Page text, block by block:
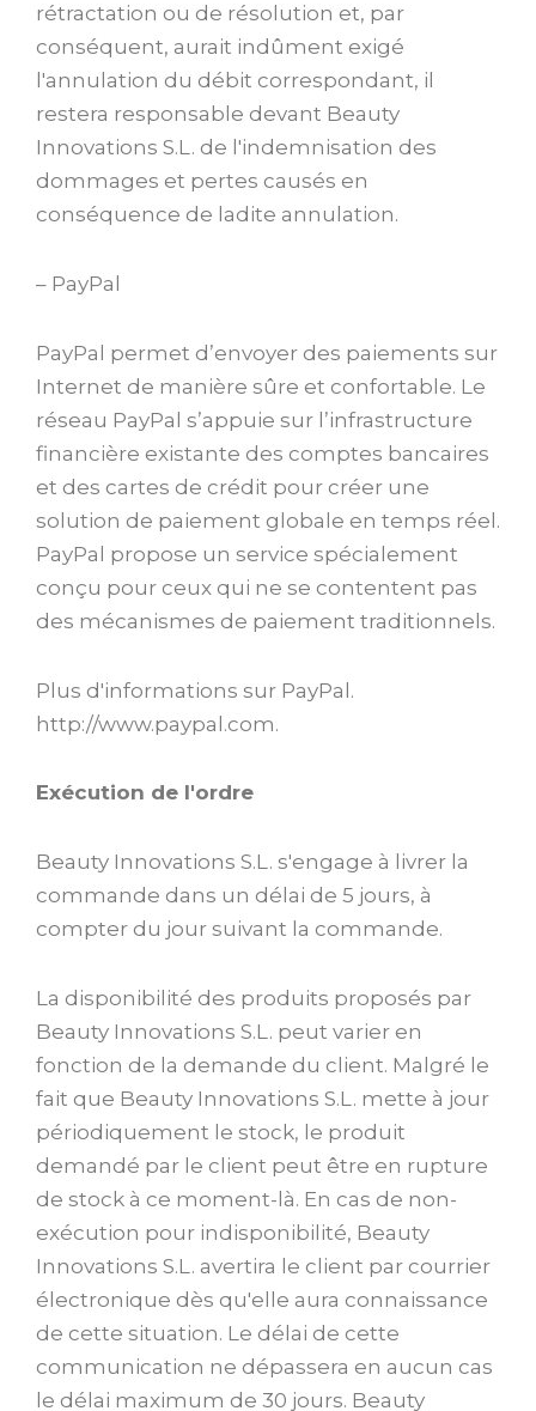
rétractation ou de résolution et, par
conséquent, aurait indûment exigé
l'annulation du débit correspondant, il
restera responsable devant Beauty
Innovations S.L. de l'indemnisation des
dommages et pertes causés en
conséquence de ladite annulation.
– PayPal
PayPal permet d’envoyer des paiements sur
Internet de manière sûre et confortable. Le
réseau PayPal s’appuie sur l’infrastructure
financière existante des comptes bancaires
et des cartes de crédit pour créer une
solution de paiement globale en temps réel.
PayPal propose un service spécialement
conçu pour ceux qui ne se contentent pas
des mécanismes de paiement traditionnels.
Plus d'informations sur PayPal.
http://www.paypal.com.
Exécution de l'ordre
Beauty Innovations S.L. s'engage à livrer la
commande dans un délai de 5 jours, à
compter du jour suivant la commande.
La disponibilité des produits proposés par
Beauty Innovations S.L. peut varier en
fonction de la demande du client. Malgré le
fait que Beauty Innovations S.L. mette à jour
périodiquement le stock, le produit
demandé par le client peut être en rupture
de stock à ce moment-là. En cas de non-
exécution pour indisponibilité, Beauty
Innovations S.L. avertira le client par courrier
électronique dès qu'elle aura connaissance
de cette situation. Le délai de cette
communication ne dépassera en aucun cas
le délai maximum de 30 jours. Beauty